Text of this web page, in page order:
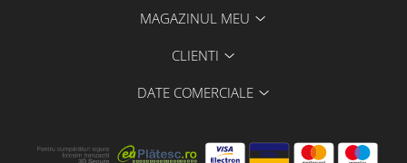
MAGAZINUL MEU
CLIENTI
DATE COMERCIALE